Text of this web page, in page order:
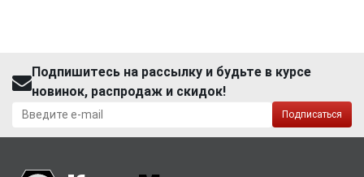
Подпишитесь на рассылку и будьте в курсе
новинок, распродаж и скидок!
Подписаться